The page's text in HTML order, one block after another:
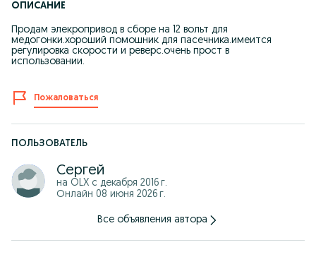
ОПИСАНИЕ
Продам элекропривод в сборе на 12 вольт для
медогонки.хороший помошник для пасечника.имеится
регулировка скорости и реверс.очень прост в
использовании.
Пожаловаться
ПОЛЬЗОВАТЕЛЬ
Сергей
на OLX с декабря 2016 г.
Онлайн 08 июня 2026 г.
Все объявления автора